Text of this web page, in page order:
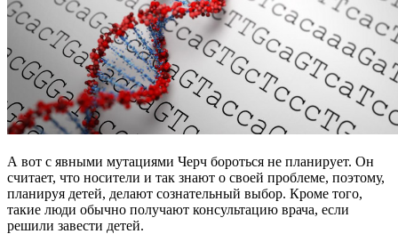
А вот с явными мутациями Черч бороться не планирует. Он
считает, что носители и так знают о своей проблеме, поэтому,
планируя детей, делают сознательный выбор. Кроме того,
такие люди обычно получают консультацию врача, если
решили завести детей.